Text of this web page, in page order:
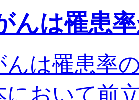
んは罹患
んは罹患率
において前